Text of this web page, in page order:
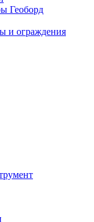
Геоборд
и ограждения